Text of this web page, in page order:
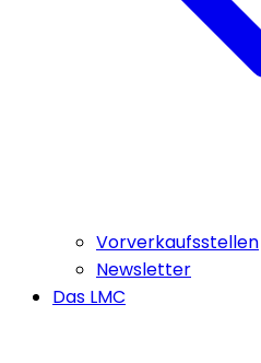
Vorverkaufsstellen
Newsletter
Das LMC